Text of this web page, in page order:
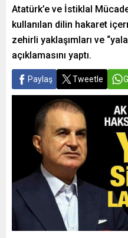
Atatürk’e ve İstiklal
kullanılan dilin hakaret
zehirli yaklaşımları ve
açıklamasını yaptı.
Paylaş Tweetle